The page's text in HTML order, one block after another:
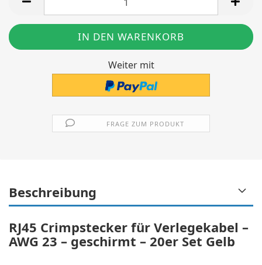
Weiter mit
FRAGE ZUM PRODUKT
Beschreibung
RJ45 Crimpstecker für Verlegekabel –
AWG 23 – geschirmt – 20er Set Gelb